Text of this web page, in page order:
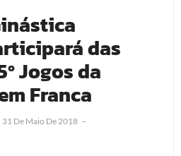
das
Jogos da
Franca
31 De Maio De 2018